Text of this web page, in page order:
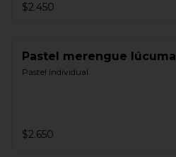
$2.450
Pastel merengue lúcuma
Pastel individual
$2.650